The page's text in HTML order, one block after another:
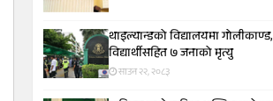
थाइल्यान्डको विद्यालयमा
विद्यार्थीसहित ७ जनाको मृत्यु
साउन २२, २०८३